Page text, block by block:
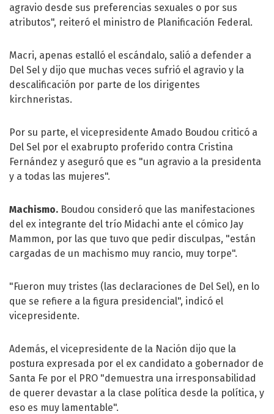
agravio desde sus preferencias sexuales o por sus
atributos", reiteró el ministro de Planificación Federal.
Macri, apenas estalló el escándalo, salió a defender a
Del Sel y dijo que muchas veces sufrió el agravio y la
descalificación por parte de los dirigentes
kirchneristas.
Por su parte, el vicepresidente Amado Boudou criticó a
Del Sel por el exabrupto proferido contra Cristina
Fernández y aseguró que es "un agravio a la presidenta
y a todas las mujeres".
Machismo. Boudou consideró que las manifestaciones
del ex integrante del trío Midachi ante el cómico Jay
Mammon, por las que tuvo que pedir disculpas, "están
cargadas de un machismo muy rancio, muy torpe".
"Fueron muy tristes (las declaraciones de Del Sel), en lo
que se refiere a la figura presidencial", indicó el
vicepresidente.
Además, el vicepresidente de la Nación dijo que la
postura expresada por el ex candidato a gobernador de
Santa Fe por el PRO "demuestra una irresponsabilidad
de querer devastar a la clase política desde la política, y
eso es muy lamentable".